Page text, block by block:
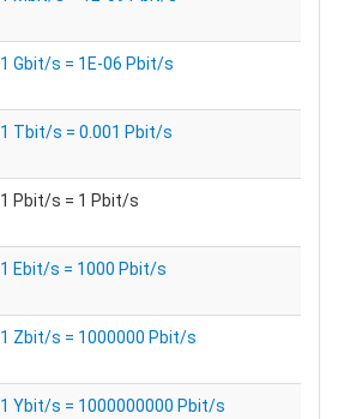
1 Gbit/s = 1E-06 Pbit/s
1 Tbit/s = 0.001 Pbit/s
1 Pbit/s = 1 Pbit/s
1 Ebit/s = 1000 Pbit/s
1 Zbit/s = 1000000 Pbit/s
1 Ybit/s = 1000000000 Pbit/s